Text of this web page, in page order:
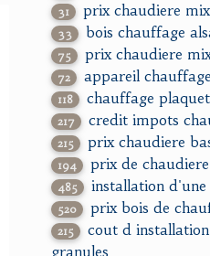
31 prix chaudiere
33 bois chauffage
75 prix chaudiere
72 appareil
118 chauffage
217 credit impots
215 prix chaudiere
194 prix de
485 installation
520 prix bois de
215
cout d
granules